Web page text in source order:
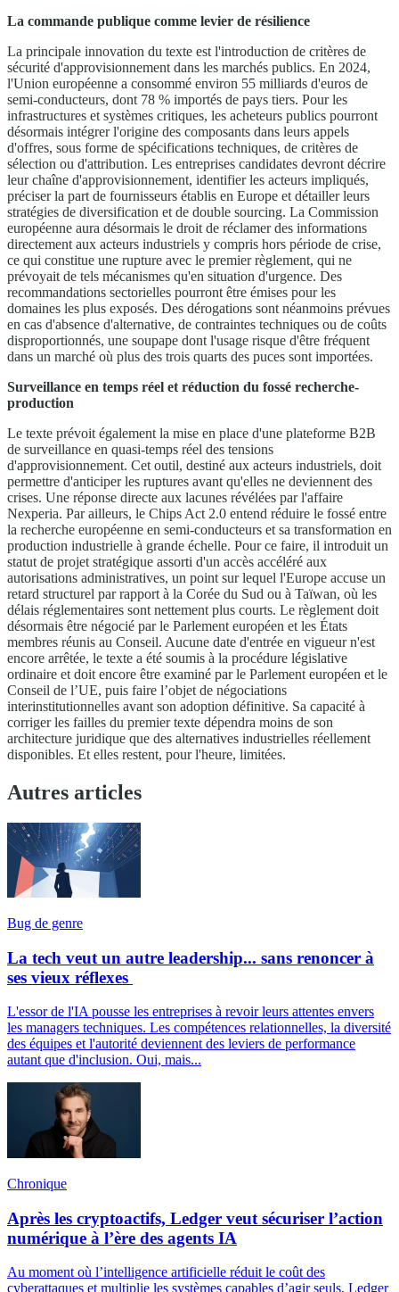
La commande publique comme levier de résilience
La principale innovation du texte est l'introduction de critères de
sécurité d'approvisionnement dans les marchés publics. En 2024,
l'Union européenne a consommé environ 55 milliards d'euros de
semi-conducteurs, dont 78 % importés de pays tiers. Pour les
infrastructures et systèmes critiques, les acheteurs publics pourront
désormais intégrer l'origine des composants dans leurs appels
d'offres, sous forme de spécifications techniques, de critères de
sélection ou d'attribution. Les entreprises candidates devront décrire
leur chaîne d'approvisionnement, identifier les acteurs impliqués,
préciser la part de fournisseurs établis en Europe et détailler leurs
stratégies de diversification et de double sourcing. La Commission
européenne aura désormais le droit de réclamer des informations
directement aux acteurs industriels y compris hors période de crise,
ce qui constitue une rupture avec le premier règlement, qui ne
prévoyait de tels mécanismes qu'en situation d'urgence. Des
recommandations sectorielles pourront être émises pour les
domaines les plus exposés. Des dérogations sont néanmoins prévues
en cas d'absence d'alternative, de contraintes techniques ou de coûts
disproportionnés, une soupape dont l'usage risque d'être fréquent
dans un marché où plus des trois quarts des puces sont importées.
Surveillance en temps réel et réduction du fossé recherche-
production
Le texte prévoit également la mise en place d'une plateforme B2B
de surveillance en quasi-temps réel des tensions
d'approvisionnement. Cet outil, destiné aux acteurs industriels, doit
permettre d'anticiper les ruptures avant qu'elles ne deviennent des
crises. Une réponse directe aux lacunes révélées par l'affaire
Nexperia. Par ailleurs, le Chips Act 2.0 entend réduire le fossé entre
la recherche européenne en semi-conducteurs et sa transformation en
production industrielle à grande échelle. Pour ce faire, il introduit un
statut de projet stratégique assorti d'un accès accéléré aux
autorisations administratives, un point sur lequel l'Europe accuse un
retard structurel par rapport à la Corée du Sud ou à Taïwan, où les
délais réglementaires sont nettement plus courts. Le règlement doit
désormais être négocié par le Parlement européen et les États
membres réunis au Conseil. Aucune date d'entrée en vigueur n'est
encore arrêtée, le texte a été soumis à la procédure législative
ordinaire et doit encore être examiné par le Parlement européen et le
Conseil de l’UE, puis faire l’objet de négociations
interinstitutionnelles avant son adoption définitive. Sa capacité à
corriger les failles du premier texte dépendra moins de son
architecture juridique que des alternatives industrielles réellement
disponibles. Et elles restent, pour l'heure, limitées.
Autres articles
Bug de genre
La tech veut un autre leadership... sans renoncer à
ses vieux réflexes
L'essor de l'IA pousse les entreprises à revoir leurs attentes envers
les managers techniques. Les compétences relationnelles, la diversité
des équipes et l'autorité deviennent des leviers de performance
autant que d'inclusion. Oui, mais...
Chronique
Après les cryptoactifs, Ledger veut sécuriser l’action
numérique à l’ère des agents IA
Au moment où l’intelligence artificielle réduit le coût des
cyberattaques et multiplie les systèmes capables d’agir seuls, Ledger